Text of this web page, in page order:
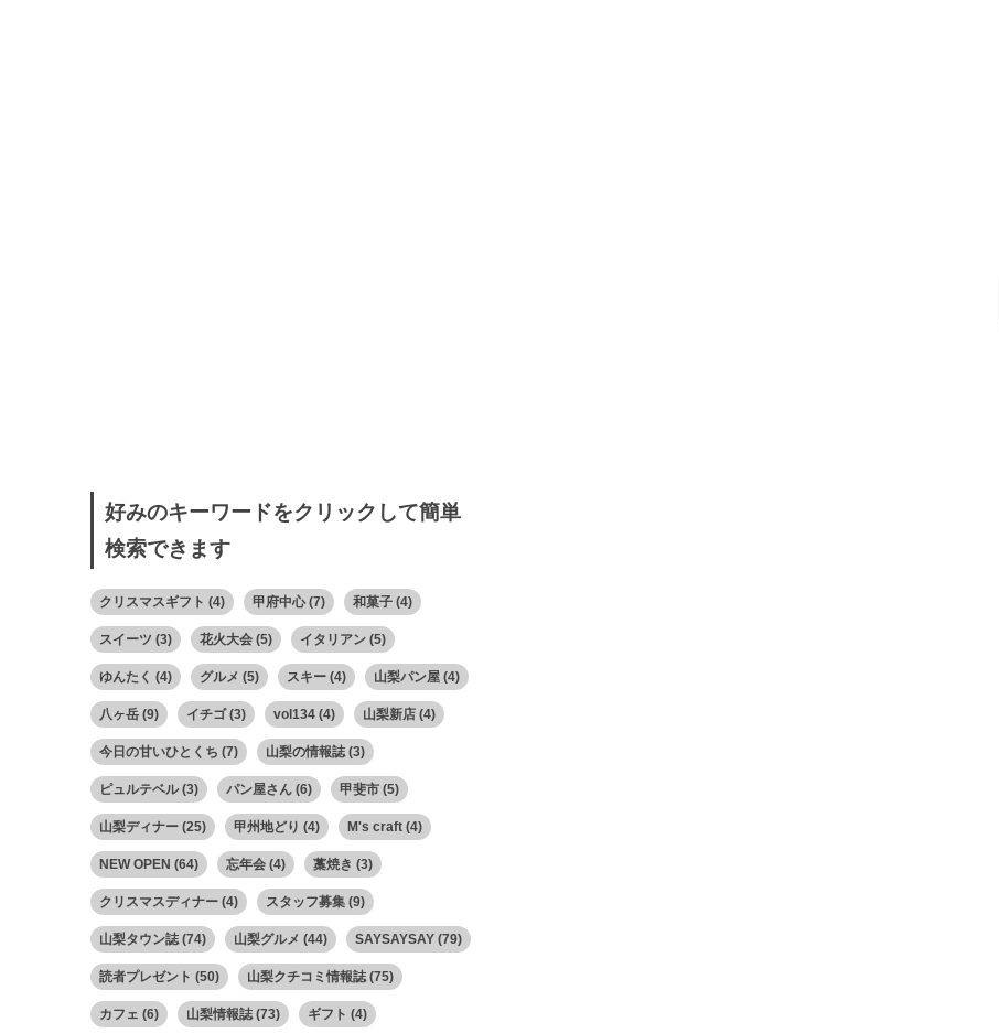
好みのキーワードをクリックして簡単
検索できます
クリスマスギフト (4) 甲府中心 (7) 和菓子 (4)
スイーツ (3) 花火大会 (5) イタリアン (5)
ゆんたく (4) グルメ (5) スキー (4) 山梨パン屋 (4)
八ヶ岳 (9) イチゴ(3) vol134 (4) 山梨新店 (4)
今日の甘いひとくち (7) 山梨の情報誌(3)
ピュルテベル(3) パン屋さん (6) 甲斐市 (5)
山梨ディナー (25) 甲州地どり (4) M's craft (4)
NEW OPEN (64) 忘年会 (4) 藁焼き (3)
クリスマスディナー (4) スタッフ募集 (9)
山梨タウン誌(74) 山梨グルメ (44) SAYSAYSAY (79)
読者プレゼント (50) 山梨クチコミ情報誌(75)
カフェ (6) 山梨情報誌(73) ギフト (4)